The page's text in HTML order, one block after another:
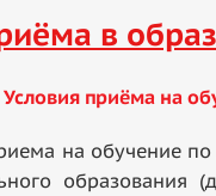
в
Условия приёма на
на обучение по
образования